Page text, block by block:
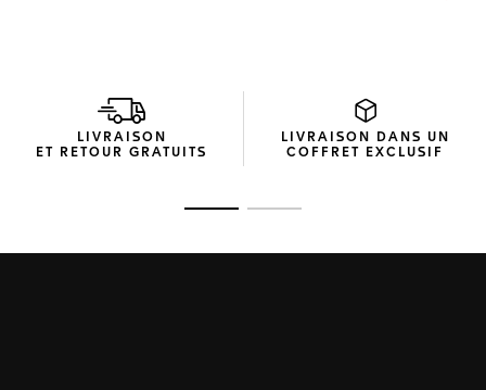
LIVRAISON
ET RETOUR GRATUITS
LIVRAISON DANS UN
COFFRET EXCLUSIF